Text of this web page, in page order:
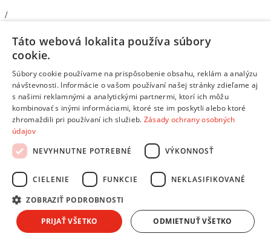
/
Vaničky, vaničky s preb.pultom, sedátka a vedierka
PETITE&MARS Podložka do vane protišmyková - Harry extra
Doprava zdarma
Dostupný
V predajni14.08., u teba 14.08.
10,35 €
Pridať do košíka
Porovnať
BBL446401¤6654_60¤0000
Vaničky, vaničky s preb.pultom, sedátka a vedierka
Táto webová lokalita používa súbory
cookie.
Súbory cookie používame na prispôsobenie obsahu, reklám a analýzu
návštevnosti. Informácie o vašom používaní našej stránky zdieľame aj
s našimi reklamnými a analytickými partnermi, ktorí ich môžu
kombinovať s inými informáciami, ktoré ste im poskytli alebo ktoré
zhromaždili pri používaní ich služieb. Zásady ochrany osobných
údajov
NEVYHNUTNE POTREBNÉ
VÝKONNOSŤ
CIELENIE FUNKCIE NEKLASIFIKOVANÉ
ZOBRAZIŤ PODROBNOSTI
PRIJAŤ VŠETKO ODMIETNUŤ VŠETKO